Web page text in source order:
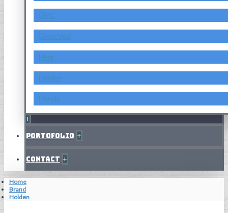
GMC
GreatWall
Hino
Holden
Honda
+
Portofolio +
Contact +
Home
Brand
Holden